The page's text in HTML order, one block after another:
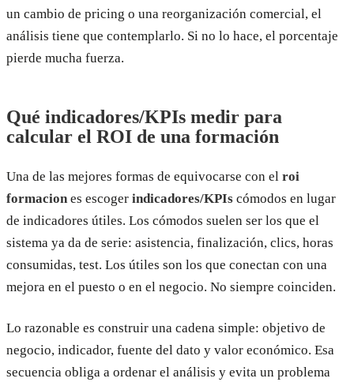
un cambio de pricing o una reorganización comercial, el
análisis tiene que contemplarlo. Si no lo hace, el porcentaje
pierde mucha fuerza.
Qué indicadores/KPIs medir para
calcular el ROI de una formación
Una de las mejores formas de equivocarse con el roi
formaciones escoger indicadores/KPIs cómodos en lugar
de indicadores útiles. Los cómodos suelen ser los que el
sistema ya da de serie: asistencia, finalización, clics, horas
consumidas, test. Los útiles son los que conectan con una
mejora en el puesto o en el negocio. No siempre coinciden.
Lo razonable es construir una cadena simple: objetivo de
negocio, indicador, fuente del dato y valor económico. Esa
secuencia obliga a ordenar el análisis y evita un problema